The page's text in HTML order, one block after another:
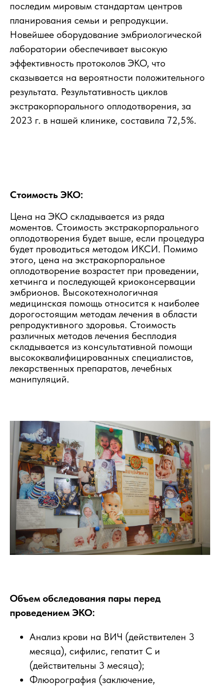
последим мировым стандартам центров
планирования семьи и репродукции.
Новейшее оборудование эмбриологической
лаборатории обеспечивает высокую
эффективность протоколов ЭКО, что
сказывается на вероятности положительного
результата. Результативность циклов
экстракорпорального оплодотворения, за
2023 г. в нашей клинике, составила 72,5%.
Стоимость ЭКО:
Цена на ЭКО складывается из ряда
моментов. Стоимость экстракорпорального
оплодотворения будет выше, если процедура
будет проводиться методом ИКСИ. Помимо
этого, цена на экстракорпоральное
оплодотворение возрастет при проведении,
хетчинга и последующей криоконсервации
эмбрионов. Высокотехнологичная
медицинская помощь относится к наиболее
дорогостоящим методам лечения в области
репродуктивного здоровья. Стоимость
различных методов лечения бесплодия
складывается из консультативной помощи
высококвалифицированных специалистов,
лекарственных препаратов, лечебных
манипуляций.
Объем обследования пары перед
проведением ЭКО:
Анализ крови на ВИЧ (действителен 3
месяца), сифилис, гепатит С и
(действительны 3 месяца);
Флюорография (заключение,